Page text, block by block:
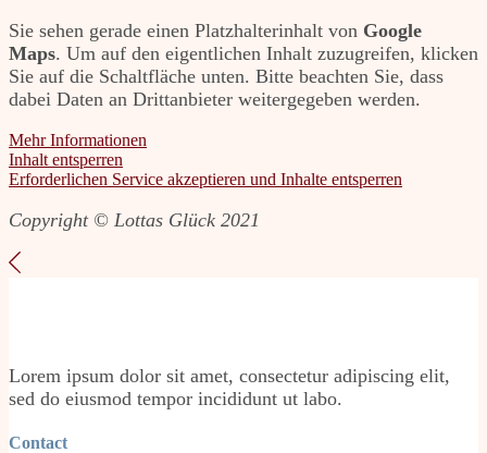
Sie sehen gerade einen Platzhalterinhalt von Google
Maps. Um auf den eigentlichen Inhalt zuzugreifen, klicken
Sie auf die Schaltfläche unten. Bitte beachten Sie, dass
dabei Daten an Drittanbieter weitergegeben werden.
Mehr Informationen
Inhalt entsperren
Erforderlichen Service akzeptieren und Inhalte entsperren
Copyright © Lottas Glück 2021
Lorem ipsum dolor sit amet, consectetur adipiscing elit,
sed do eiusmod tempor incididunt ut labo.
Contact